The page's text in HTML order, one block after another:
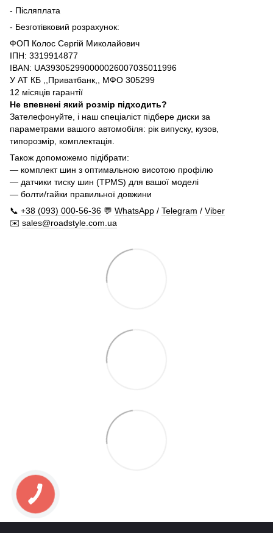
- Післяплата
- Безготівковий розрахунок:
ФОП Колос Сергій Миколайович
ІПН: 3319914877
IBAN: UA393052990000026007035011996
У АТ КБ ,,Приватбанк,, МФО 305299
12 місяців гарантії
Не впевнені який розмір підходить?
Зателефонуйте, і наш спеціаліст підбере диски за
параметрами вашого автомобіля: рік випуску, кузов,
типорозмір, комплектація.
Також допоможемо підібрати:
— комплект шин з оптимальною висотою профілю
— датчики тиску шин (TPMS) для вашої моделі
— болти/гайки правильної довжини
📞 +38 (093) 000-56-36 💬 WhatsApp / Telegram / Viber
✉️ sales@roadstyle.com.ua